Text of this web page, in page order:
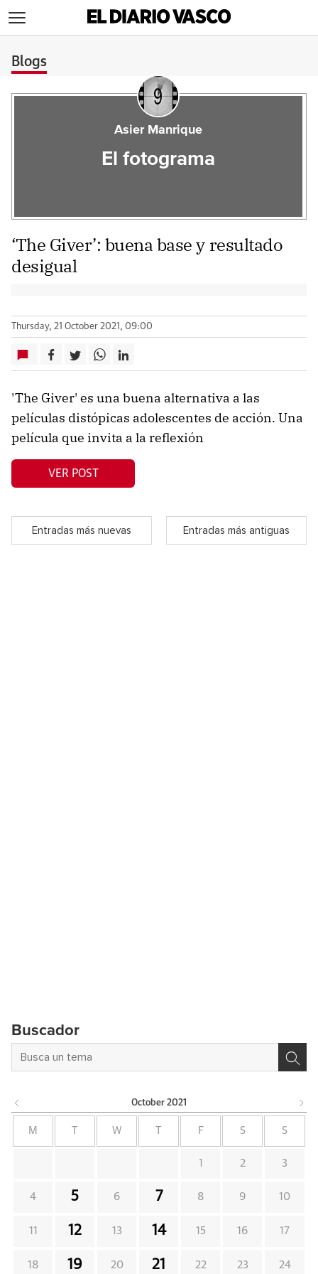
Blogs
Asier Manrique
El fotograma
‘The Giver’: buena base y resultado
desigual
Thursday, 21 October 2021, 09:00
'The Giver' es una buena alternativa a las
películas distópicas adolescentes de acción. Una
película que invita a la reflexión
VER POST
Entradas más nuevas Entradas más antiguas
Buscador
October 2021
M W F S S
1 2 3
4 5 6 7 8 9 10
11 12 13 14 15 16 17
18 19 20 21 22 23 24